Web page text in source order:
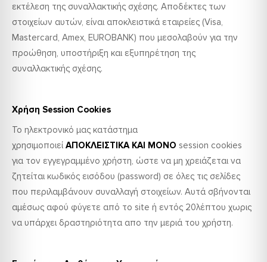
εκτέλεση της συναλλακτικής σχέσης. Αποδέκτες των
στοιχείων αυτών, είναι αποκλειστικά εταιρείες (Visa,
Mastercard, Amex, ΕUROBANK) που μεσολαβούν για την
προώθηση, υποστήριξη και εξυπηρέτηση της
συναλλακτικής σχέσης.
Χρήση Session Cookies
Το ηλεκτρονικό μας κατάστημα
χρησιμοποιεί ΑΠΟΚΛΕΙΣΤΙΚΑ ΚΑΙ ΜΟΝΟ session cookies
για τον εγγεγραμμένο χρήστη, ώστε να μη χρειάζεται να
ζητείται κωδικός εισόδου (password) σε όλες τις σελίδες
που περιλαμβάνουν συναλλαγή στοιχείων. Αυτά σβήνονται
αμέσως αφού φύγετε από το site ή εντός 20λέπτου χωρις
να υπάρχει δραστηριότητα απο την μεριά του χρήστη.